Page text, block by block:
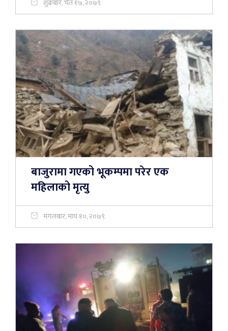
शुक्रबार, चैत १७, २०७९
बाजुरामा गएको भूकम्पमा परेर एक
महिलाको मृत्यु
मंगलबार, माघ १०, २०७९